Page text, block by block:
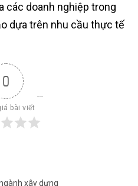
các doanh nghiệp trong
dựa trên nhu cầu thực tế
0
bài viết
xây dựng